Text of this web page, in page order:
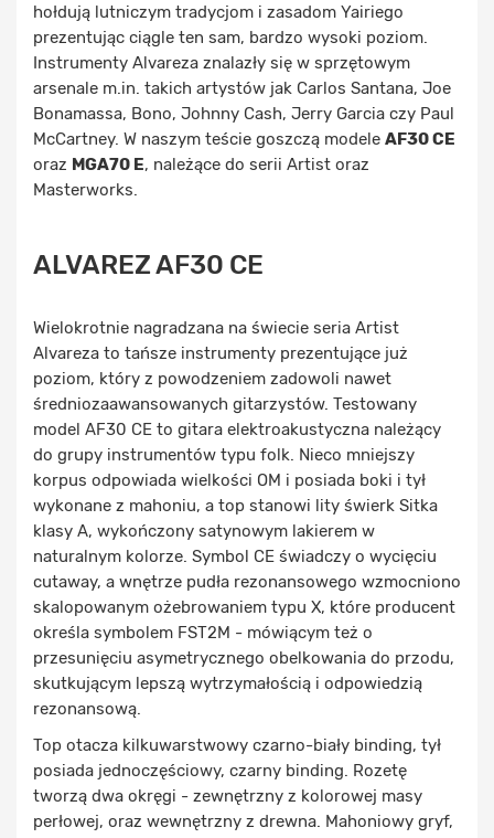
hołdują lutniczym tradycjom i zasadom Yairiego
prezentując ciągle ten sam, bardzo wysoki poziom.
Instrumenty Alvareza znalazły się w sprzętowym
arsenale m.in. takich artystów jak Carlos Santana, Joe
Bonamassa, Bono, Johnny Cash, Jerry Garcia czy Paul
McCartney. W naszym teście goszczą modele AF30 CE
oraz MGA70 E, należące do serii Artist oraz
Masterworks.
ALVAREZ AF30 CE
Wielokrotnie nagradzana na świecie seria Artist
Alvareza to tańsze instrumenty prezentujące już
poziom, który z powodzeniem zadowoli nawet
średniozaawansowanych gitarzystów. Testowany
model AF30 CE to gitara elektroakustyczna należący
do grupy instrumentów typu folk. Nieco mniejszy
korpus odpowiada wielkości OM i posiada boki i tył
wykonane z mahoniu, a top stanowi lity świerk Sitka
klasy A, wykończony satynowym lakierem w
naturalnym kolorze. Symbol CE świadczy o wycięciu
cutaway, a wnętrze pudła rezonansowego wzmocniono
skalopowanym ożebrowaniem typu X, które producent
określa symbolem FST2M - mówiącym też o
przesunięciu asymetrycznego obelkowania do przodu,
skutkującym lepszą wytrzymałością i odpowiedzią
rezonansową.
Top otacza kilkuwarstwowy czarno-biały binding, tył
posiada jednoczęściowy, czarny binding. Rozetę
tworzą dwa okręgi - zewnętrzny z kolorowej masy
perłowej, oraz wewnętrzny z drewna. Mahoniowy gryf,